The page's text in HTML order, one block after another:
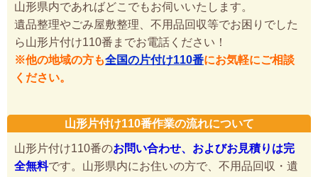
山形県内であればどこでもお伺いいたします。
遺品整理やごみ屋敷整理、不用品回収等でお困りでした
ら山形片付け110番までお電話ください！
※他の地域の方も全国の片付け110番にお気軽にご相談
ください。
山形片付け110番作業の流れについて
山形片付け110番のお問い合わせ、およびお見積りは完
全無料です。山形県内にお住いの方で、不用品回収・遺